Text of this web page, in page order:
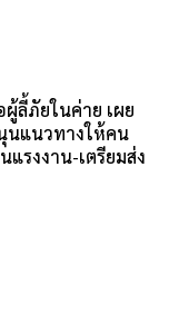
ผู้ลี้ภัยในค่าย เผย
นแนวทางให้คน
รงงาน-เตรียมส่ง